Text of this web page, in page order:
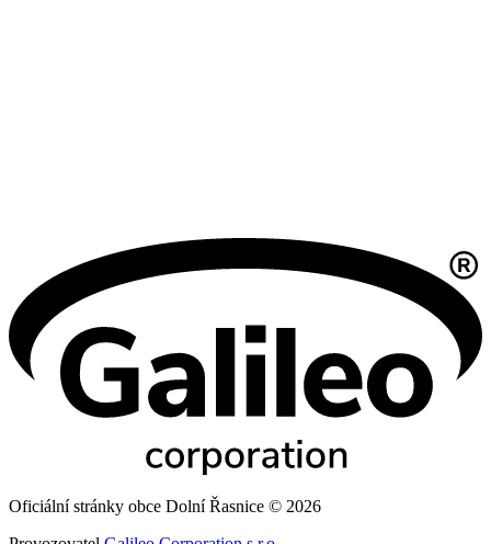
Oficiální stránky obce Dolní Řasnice © 2026